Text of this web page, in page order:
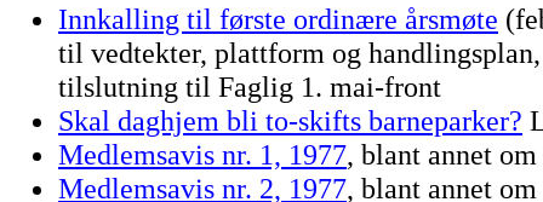
Innkalling til første ordinære årsmøte
til vedtekter, plattform og
tilslutning til Faglig 1. mai-front
Skal daghjem bli to-skifts barneparker?
Medlemsavis nr. 1, 1977, blant annet
Medlemsavis nr. 2, 1977, blant annet